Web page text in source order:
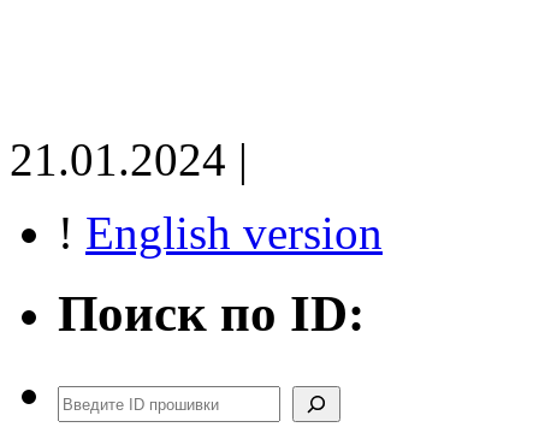
21.01.2024 |
! English version
Поиск по ID:
Поиск